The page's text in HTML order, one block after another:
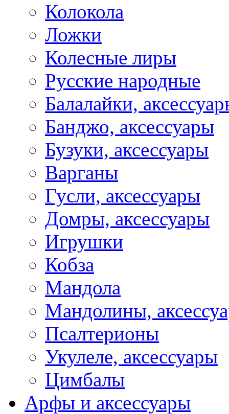
Колокола
Ложки
Колесные лиры
Русские народные
Балалайки,
Банджо, аксессуары
Бузуки, аксессуары
Варганы
Гусли, аксессуары
Домры, аксессуары
Игрушки
Кобза
Мандола
Мандолины,
Псалтерионы
Укулеле, аксессуары
Цимбалы
Арфы и аксессуары